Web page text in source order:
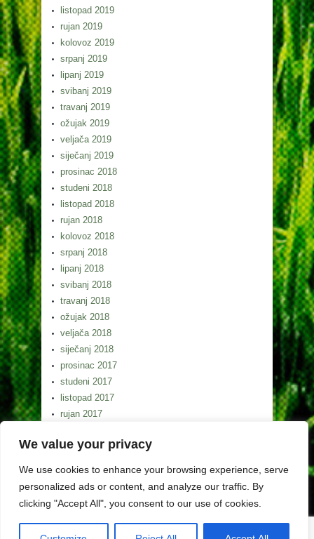
We value your privacy
We use cookies to enhance your browsing experience, serve
personalized ads or content, and analyze our traffic. By
clicking "Accept All", you consent to our use of cookies.
listopad 2019
rujan 2019
kolovoz 2019
srpanj 2019
lipanj 2019
svibanj 2019
travanj 2019
ožujak 2019
veljača 2019
siječanj 2019
prosinac 2018
studeni 2018
listopad 2018
rujan 2018
kolovoz 2018
srpanj 2018
lipanj 2018
svibanj 2018
travanj 2018
ožujak 2018
veljača 2018
siječanj 2018
prosinac 2017
studeni 2017
listopad 2017
rujan 2017
srpanj 2017